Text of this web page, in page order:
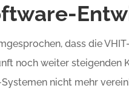
dass die
noch weiter steigenden
nicht mehr